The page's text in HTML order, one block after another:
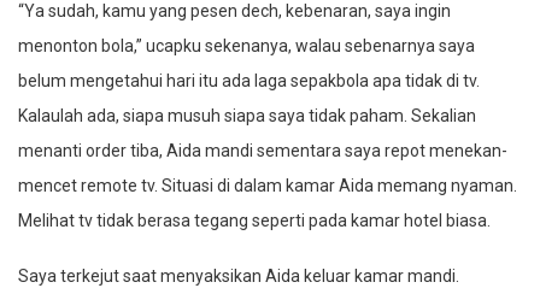
“Ya sudah, kamu yang pesen dech, kebenaran, saya ingin
menonton bola,” ucapku sekenanya, walau sebenarnya saya
belum mengetahui hari itu ada laga sepakbola apa tidak di tv.
Kalaulah ada, siapa musuh siapa saya tidak paham. Sekalian
menanti order tiba, Aida mandi sementara saya repot menekan-
mencet remote tv. Situasi di dalam kamar Aida memang nyaman.
Melihat tv tidak berasa tegang seperti pada kamar hotel biasa.
Saya terkejut saat menyaksikan Aida keluar kamar mandi.